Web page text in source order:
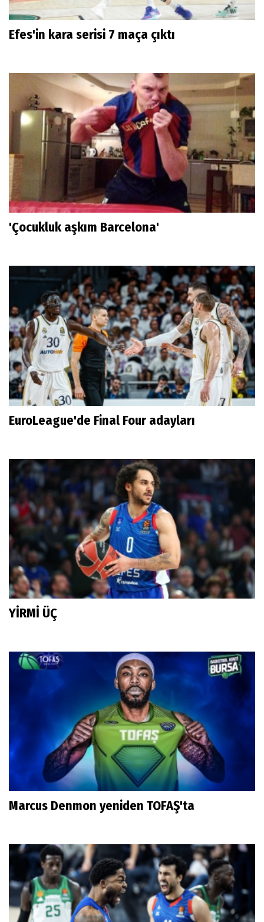
Efes'in kara serisi 7 maça çıktı
'Çocukluk aşkım Barcelona'
EuroLeague'de Final Four adayları
YİRMİ ÜÇ
Marcus Denmon yeniden TOFAŞ'ta